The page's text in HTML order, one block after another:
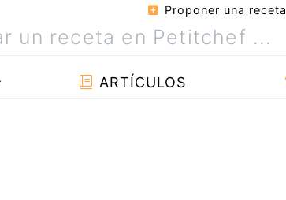
Proponer una receta
ARTÍCULOS